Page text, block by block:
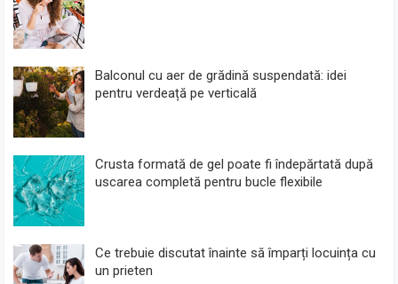
Balconul cu aer de grădină suspendată: idei
pentru verdeață pe verticală
Crusta formată de gel poate fi îndepărtată după
uscarea completă pentru bucle flexibile
Ce trebuie discutat înainte să împarți locuința cu
un prieten